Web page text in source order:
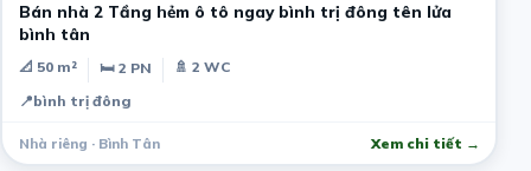
Bán nhà 2 Tầng hẻm ô tô ngay bình trị đông tên lửa
bình tân
📐 50 m² 🛏 2 PN
🚿 2 WC
📍bình trị đông
Nhà riêng · Bình Tân Xem chi tiết →